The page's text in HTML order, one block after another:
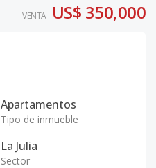
VENTA US$ 350,000
Apartamentos
Tipo de inmueble
La Julia
Sector